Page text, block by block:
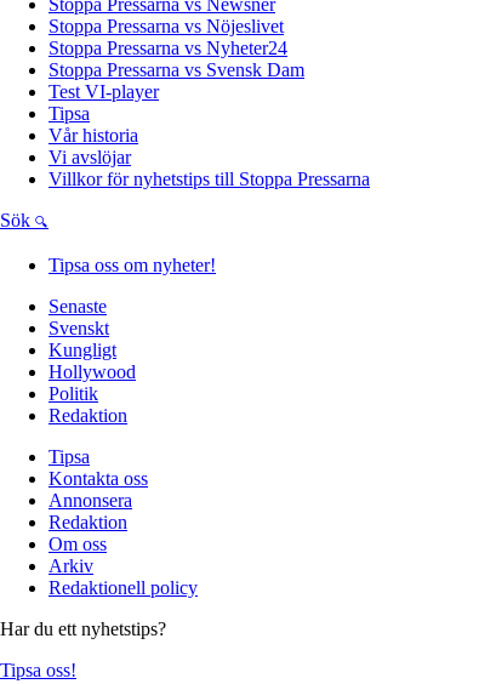
Stoppa Pressarna vs Nöjeslivet
Stoppa Pressarna vs Nyheter24
Stoppa Pressarna vs Svensk Dam
Test VI-player
Tipsa
Vår historia
Vi avslöjar
Villkor för nyhetstips till Stoppa Pressarna
Sök
Tipsa oss om nyheter!
Senaste
Svenskt
Kungligt
Hollywood
Politik
Redaktion
Tipsa
Kontakta oss
Annonsera
Redaktion
Om oss
Arkiv
Redaktionell policy
Har du ett nyhetstips?
Tipsa oss!